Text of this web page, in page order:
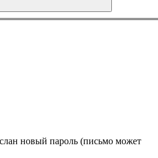
новый пароль (письмо может